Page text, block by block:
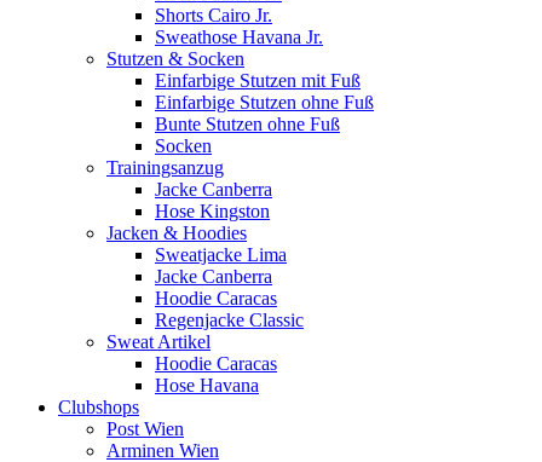
Shorts Cairo Jr.
Sweathose Havana Jr.
Stutzen & Socken
Einfarbige Stutzen mit Fuß
Einfarbige Stutzen ohne Fuß
Bunte Stutzen ohne Fuß
Socken
Trainingsanzug
Jacke Canberra
Hose Kingston
Jacken & Hoodies
Sweatjacke Lima
Jacke Canberra
Hoodie Caracas
Regenjacke Classic
Sweat Artikel
Hoodie Caracas
Hose Havana
Clubshops
Post Wien
Arminen Wien